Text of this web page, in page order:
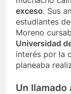
exceso. Sus
estudiantes
Moreno
Universidad
interés por la
planeaba
Un llamado